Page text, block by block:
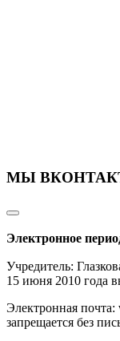
МЫ
Электронное
Учредитель:
15 июня 2010 года
Электронная
запрещается без